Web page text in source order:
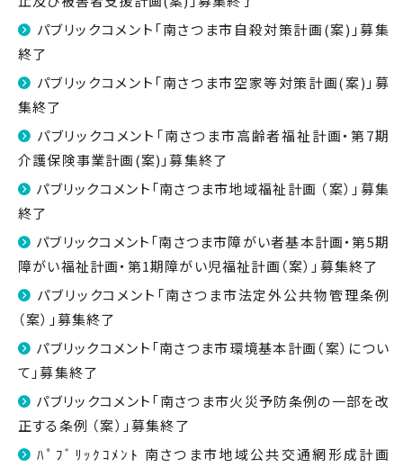
パブリックコメント「南さつま市自殺対策計画(案)」募集
終了
パブリックコメント「南さつま市空家等対策計画(案)」募
集終了
パブリックコメント「南さつま市高齢者福祉計画・第7期
介護保険事業計画(案)」募集終了
パブリックコメント「南さつま市地域福祉計画 （案）」募集
終了
パブリックコメント「南さつま市障がい者基本計画・第5期
障がい福祉計画・第1期障がい児福祉計画（案）」募集終了
パブリックコメント「南さつま市法定外公共物管理条例
（案）」募集終了
パブリックコメント「南さつま市環境基本計画（案）につい
て」募集終了
パブリックコメント「南さつま市火災予防条例の一部を改
正する条例 （案）」募集終了
ﾊﾟﾌﾞﾘｯｸｺﾒﾝﾄ 南さつま市地域公共交通網形成計画